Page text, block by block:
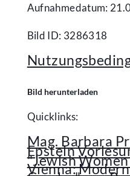
Aufnahmedatum:
Bild ID: 3286318
Bild herunterladen
Quicklinks:
Mag. Barbara
Epstein
"Jewish
Vienna: